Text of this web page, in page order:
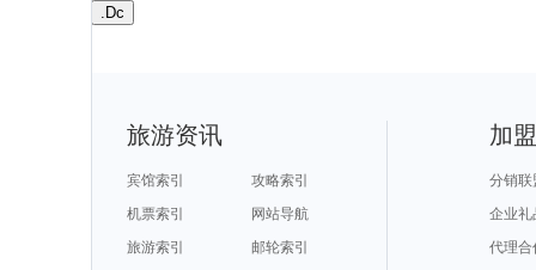
.Dc
旅游资讯
宾馆索引
攻略索引
机票索引
网站导航
旅游索引
邮轮索引
加
分销联
企业礼
代理合